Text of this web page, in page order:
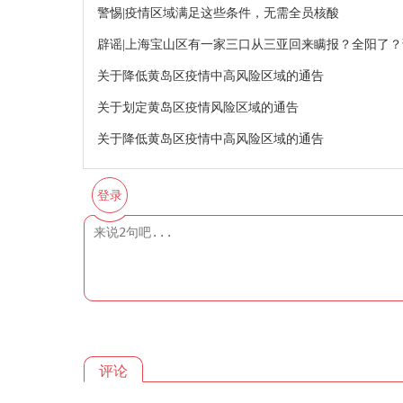
警惕|疫情区域满足这些条件，无需全员核酸
辟谣|上海宝山区有一家三口从三亚回来瞒报？全阳了
关于降低黄岛区疫情中高风险区域的通告
关于划定黄岛区疫情风险区域的通告
关于降低黄岛区疫情中高风险区域的通告
登录
评论